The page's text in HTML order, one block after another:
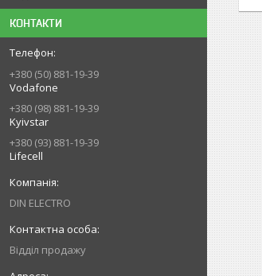
КОНТАКТИ
+380 (50) 881-19-39
Vodafone
+380 (98) 881-19-39
Kyivstar
+380 (93) 881-19-39
Lifecell
DIN ELECTRO
Відділ продажу